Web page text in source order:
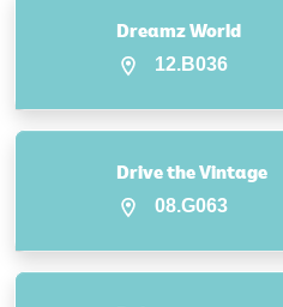
Dreamz World
12.B036
Drive the Vintage
08.G063